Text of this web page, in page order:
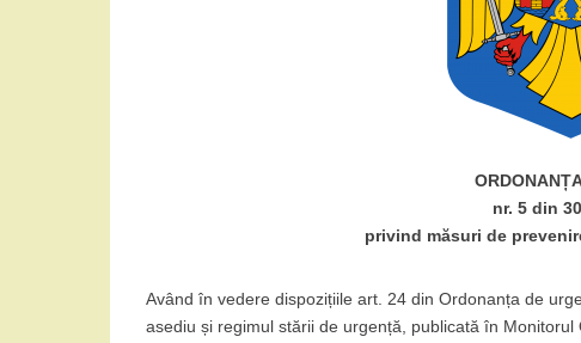
nr. 5 din
privind măsuri de
Având în vedere dispozițiile art. 24 din Ordonanța de
asediu și regimul stării de urgență, publicată în